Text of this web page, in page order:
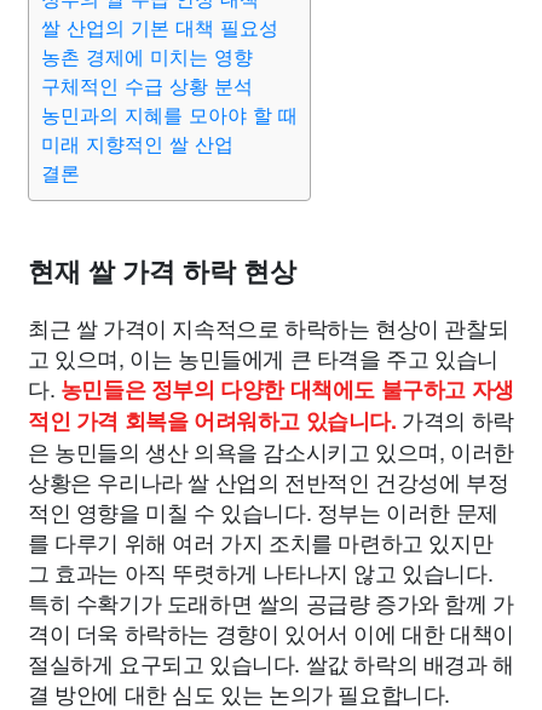
게임 스포츠 사진 대출
맛집 IT 컴퓨터 기술 종교
의료
쌀 산업의 기본 대책 필요성
농촌 경제에 미치는 영향
구체적인 수급 상황 분석
농민과의 지혜를 모아야 할 때
미래 지향적인 쌀 산업
결론
현재 쌀 가격 하락 현상
최근 쌀 가격이 지속적으로 하락하는 현상이 관찰되
고 있으며, 이는 농민들에게 큰 타격을 주고 있습니
다. 농민들은 정부의 다양한 대책에도 불구하고 자생
적인 가격 회복을 어려워하고 있습니다. 가격의 하락
은 농민들의 생산 의욕을 감소시키고 있으며, 이러한
상황은 우리나라 쌀 산업의 전반적인 건강성에 부정
적인 영향을 미칠 수 있습니다. 정부는 이러한 문제
를 다루기 위해 여러 가지 조치를 마련하고 있지만
그 효과는 아직 뚜렷하게 나타나지 않고 있습니다.
특히 수확기가 도래하면 쌀의 공급량 증가와 함께 가
격이 더욱 하락하는 경향이 있어서 이에 대한 대책이
절실하게 요구되고 있습니다. 쌀값 하락의 배경과 해
결 방안에 대한 심도 있는 논의가 필요합니다.